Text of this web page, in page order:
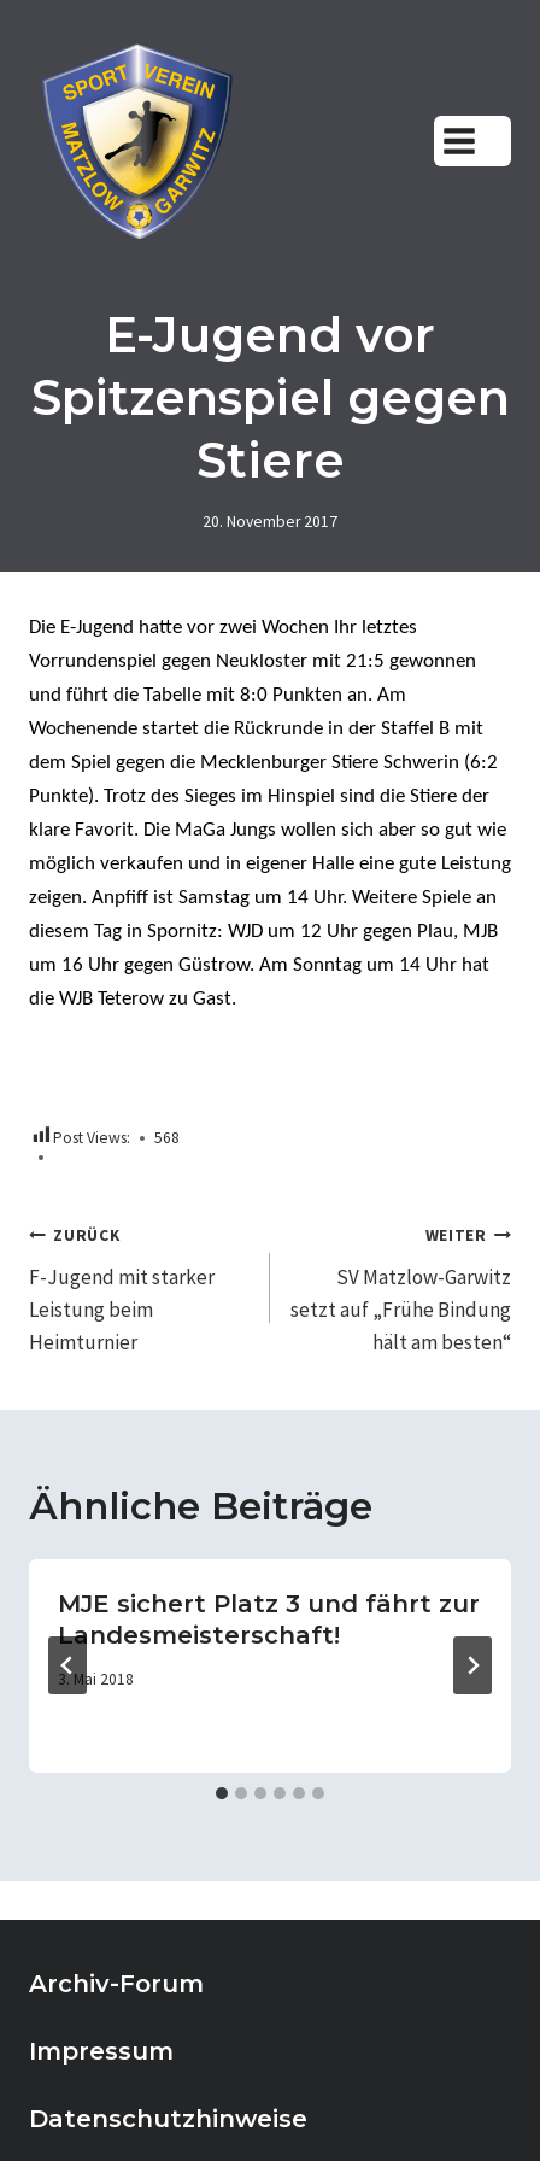
springen
E-Jugend vor
Spitzenspiel gegen
Stiere
20. November 2017
Die E-Jugend hatte vor zwei Wochen Ihr letztes
Vorrundenspiel gegen Neukloster mit 21:5 gewonnen
und führt die Tabelle mit 8:0 Punkten an. Am
Wochenende startet die Rückrunde in der Staffel B mit
dem Spiel gegen die Mecklenburger Stiere Schwerin (6:2
Punkte). Trotz des Sieges im Hinspiel sind die Stiere der
klare Favorit. Die MaGa Jungs wollen sich aber so gut wie
möglich verkaufen und in eigener Halle eine gute Leistung
zeigen. Anpfiff ist Samstag um 14 Uhr. Weitere Spiele an
diesem Tag in Spornitz: WJD um 12 Uhr gegen Plau, MJB
um 16 Uhr gegen Güstrow. Am Sonntag um 14 Uhr hat
die WJB Teterow zu Gast.
Post Views: 568
Beitragsnavigation
ZURÜCK
F-Jugend mit starker
Leistung beim
Heimturnier
WEITER
SV Matzlow-Garwitz
setzt auf „Frühe Bindung
hält am besten“
Ähnliche Beiträge
MJE sichert Platz 3 und fährt zur
Landesmeisterschaft!
3. Mai 2018
Archiv-Forum
Impressum
Datenschutzhinweise